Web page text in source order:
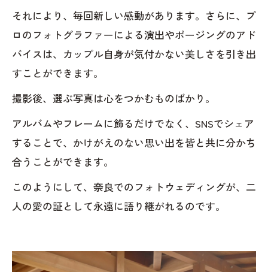
それにより、毎回新しい感動があります。さらに、プ
ロのフォトグラファーによる演出やポージングのアド
バイスは、カップル自身が気付かない美しさを引き出
すことができます。
撮影後、選ぶ写真は心をつかむものばかり。
アルバムやフレームに飾るだけでなく、SNSでシェア
することで、かけがえのない思い出を皆と共に分かち
合うことができます。
このようにして、奈良でのフォトウェディングが、二
人の愛の証として永遠に語り継がれるのです。